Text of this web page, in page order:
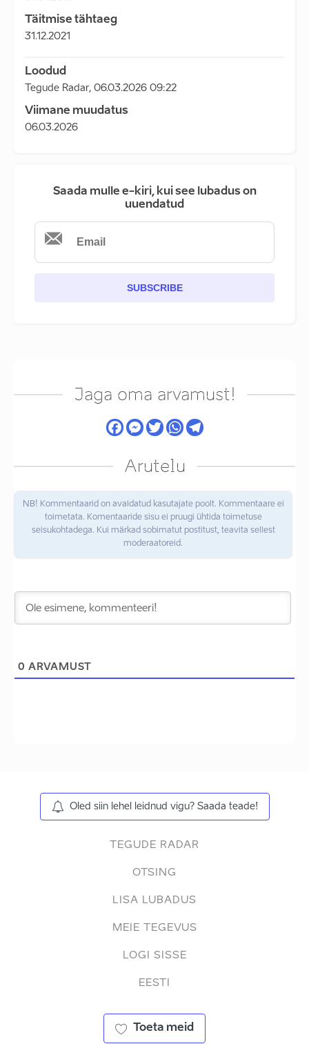
Täitmise tähtaeg
31.12.2021
Loodud
Tegude Radar, 06.03.2026 09:22
Viimane muudatus
06.03.2026
Saada mulle e-kiri, kui see lubadus on
uuendatud
SUBSCRIBE
Jaga oma arvamust!
Arutelu
NB! Kommentaarid on avaldatud kasutajate poolt. Kommentaare ei
toimetata. Komentaaride sisu ei pruugi ühtida toimetuse
seisukohtadega. Kui märkad sobimatut postitust, teavita sellest
moderaatoreid.
0 ARVAMUST
Oled siin lehel leidnud vigu? Saada teade!
TEGUDE RADAR
OTSING
LISA LUBADUS
MEIE TEGEVUS
LOGI SISSE
EESTI
Toeta meid